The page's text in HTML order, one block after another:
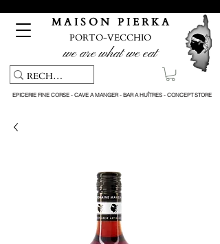
M A I S O N P I E R K A
PORTO-VECCHIO
we are what we eat
EPICERIE FINE CORSE - CAVE A MANGER - BAR A HUÎTRES - CONCEPT STORE